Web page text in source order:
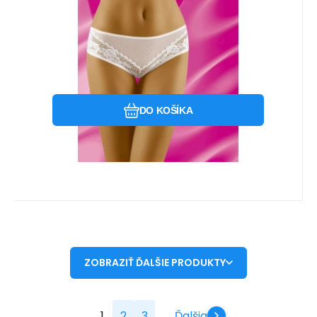
DO KOŠÍKA
Obľúbený
Porovnať
ZOBRAZIŤ ĎALŠIE PRODUKTY